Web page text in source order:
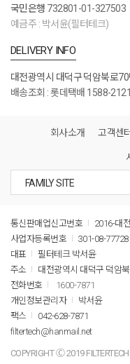
국민은행 732801-01-327503
예금주 : 박서윤(필터테크)
DELIVERY INFO
대전광역시 대덕구 덕암북로
배송조회 : 롯데택배 1588-2121
회사소개 고객센터
통신판매업신고번호
2016-대
사업자등록번호
301-08-77728
대표
필터테크 박서윤
주소
대전광역시 대덕구 덕암
전화번호
1600-7871
개인정보관리자
박서윤
팩스
042-628-7871
filtertech@hanmail.net
COPYRIGHT Ⓒ 2019